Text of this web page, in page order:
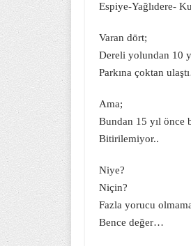
Espiye-Yağlıdere-
Varan dört;
Dereli yolundan 10
Parkına çoktan
Ama;
Bundan 15 yıl
Bitirilemiyor..
Niye?
Niçin?
Fazla yorucu
Bence değer…